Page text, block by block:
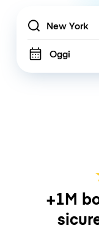
Location
Oggi
+1M